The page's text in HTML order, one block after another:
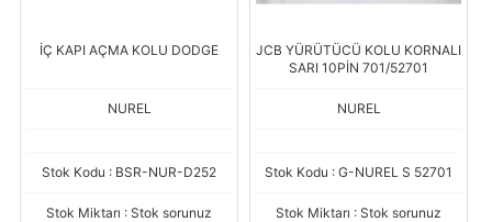
İÇ KAPI AÇMA KOLU DODGE
NUREL
Stok Kodu : BSR-NUR-D252
Stok Miktarı : Stok sorunuz
JCB YÜRÜTÜCÜ KOLU KORNALI
SARI 10PİN 701/52701
NUREL
Stok Kodu : G-NUREL S 52701
Stok Miktarı : Stok sorunuz